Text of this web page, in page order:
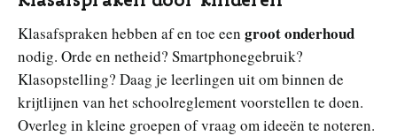
Klasafspraken hebben af en toe een groot onderhoud
nodig. Orde en netheid? Smartphonegebruik?
Klasopstelling? Daag je leerlingen uit om binnen de
krijtlijnen van het schoolreglement voorstellen te doen.
Overleg in kleine groepen of vraag om ideeën te noteren.